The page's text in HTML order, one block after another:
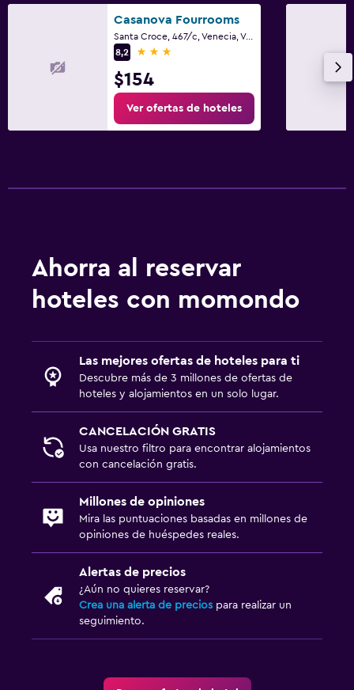
Casanova Fourrooms
Santa Croce, 467/c, Venecia, Véneto
8,2
3 estrellas
$154
Ver ofertas de hoteles
Ahorra al reservar
hoteles con momondo
Las mejores ofertas de hoteles para ti
Descubre más de 3 millones de ofertas de
hoteles y alojamientos en un solo lugar.
CANCELACIÓN GRATIS
Usa nuestro filtro para encontrar alojamientos
con cancelación gratis.
Millones de opiniones
Mira las puntuaciones basadas en millones de
opiniones de huéspedes reales.
Alertas de precios
¿Aún no quieres reservar?
Crea una alerta de precios para realizar un
seguimiento.